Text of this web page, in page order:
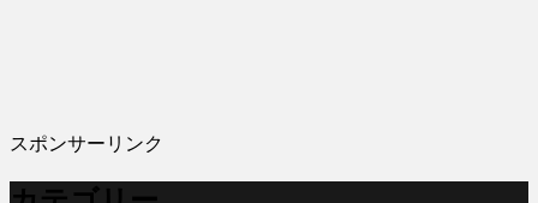
スポンサーリンク